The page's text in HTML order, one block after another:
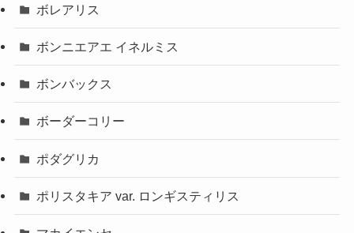
ボレアリス
ボンニエアエ イネルミス
ボンバックス
ボーダーコリー
ポダグリカ
ポリスタキア var. ロンギスティリス